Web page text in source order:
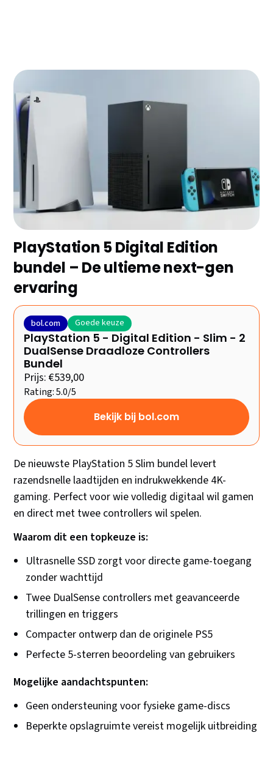
Op zoek naar de perfecte gameconsole zonder
urenlang vergelijken? Wij hebben de 8 topmodellen
van 2026 uitgekozen met hun belangrijkste voor- en
nadelen. Ontdek binnen 3 minuten welke
gameconsole het beste bij jouw speelstijl en budget
past!
PlayStation 5 Digital Edition
bundel – De ultieme next-gen
ervaring
bol.com Goede keuze
PlayStation 5 - Digital Edition - Slim - 2
DualSense Draadloze Controllers
Bundel
Prijs: €539,00
Rating: 5.0/5
Bekijk bij bol.com
De nieuwste PlayStation 5 Slim bundel levert
razendsnelle laadtijden en indrukwekkende 4K-
gaming. Perfect voor wie volledig digitaal wil gamen
en direct met twee controllers wil spelen.
Waarom dit een topkeuze is:
Ultrasnelle SSD zorgt voor directe game-toegang
zonder wachttijd
Twee DualSense controllers met geavanceerde
trillingen en triggers
Compacter ontwerp dan de originele PS5
Perfecte 5-sterren beoordeling van gebruikers
Mogelijke aandachtspunten:
Geen ondersteuning voor fysieke game-discs
Beperkte opslagruimte vereist mogelijk uitbreiding